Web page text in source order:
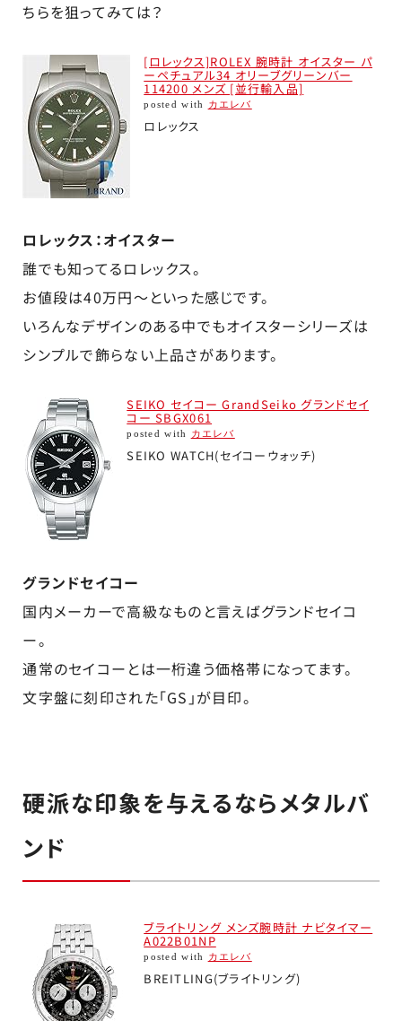
ちらを狙ってみては？
[ロレックス]ROLEX 腕時計 オイスター パ
ーペチュアル34 オリーブグリーンバー
114200 メンズ [並行輸入品]
posted with カエレバ
ロレックス
ロレックス：オイスター
誰でも知ってるロレックス。
お値段は40万円～といった感じです。
いろんなデザインのある中でもオイスターシリーズは
シンプルで飾らない上品さがあります。
SEIKO セイコー GrandSeiko グランドセイ
コー SBGX061
posted with カエレバ
SEIKO WATCH(セイコーウォッチ)
グランドセイコー
国内メーカーで高級なものと言えばグランドセイコ
ー。
通常のセイコーとは一桁違う価格帯になってます。
文字盤に刻印された「GS」が目印。
硬派な印象を与えるならメタルバ
ンド
ブライトリング メンズ腕時計 ナビタイマー
A022B01NP
posted with カエレバ
BREITLING(ブライトリング)